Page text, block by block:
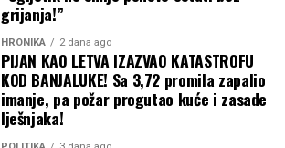
grijanja!”
HRONIKA 2 dana ago
PIJAN KAO LETVA IZAZVAO KATASTROFU
KOD BANJALUKE! Sa 3,72 promila zapalio
imanje, pa požar progutao kuće i zasade
lješnjaka!